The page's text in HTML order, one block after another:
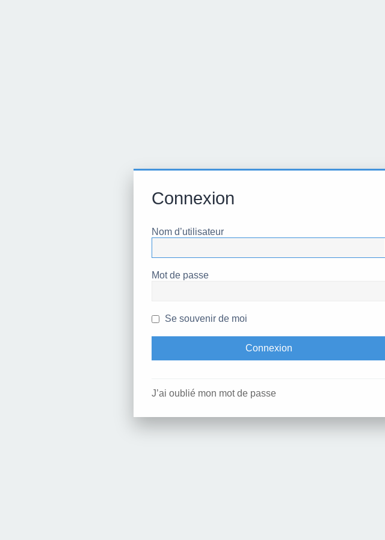
Connexion
Nom d’utilisateur
Mot de passe
Se souvenir de moi
J’ai oublié mon mot de passe